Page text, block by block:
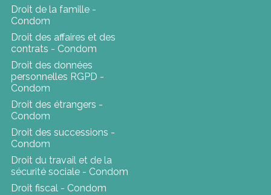
Droit de la famille -
Condom
Droit des affaires et des
contrats - Condom
Droit des données
personnelles RGPD -
Condom
Droit des étrangers -
Condom
Droit des successions -
Condom
Droit du travail et de la
sécurité sociale - Condom
Droit fiscal - Condom